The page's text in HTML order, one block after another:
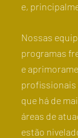
e,
Nossas
programas
e
profissionais
que há de
áreas de
estão